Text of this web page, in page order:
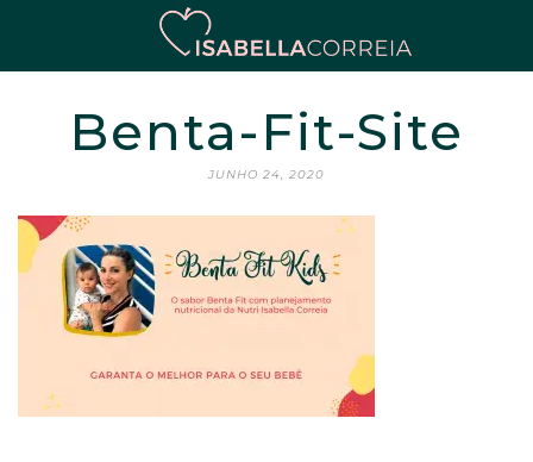
Benta-Fit-Site
JUNHO 24, 2020